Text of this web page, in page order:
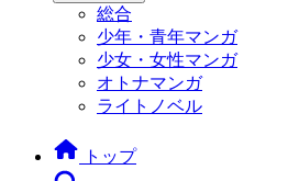
総合
少年・青年マンガ
少女・女性マンガ
オトナマンガ
ライトノベル
トップ